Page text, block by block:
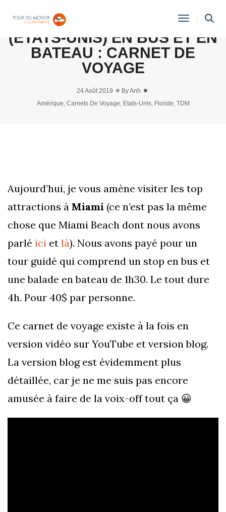
Toggle
VISITE GUIDÉE DE MIAMI
(ETATS-UNIS) EN BUS ET EN
BATEAU : CARNET DE
VOYAGE
24 Août 2019 ByAnh
Amérique, Carnets De Voyage, Etats-Unis, Floride, TDM
Aujourd’hui, je vous amène visiter les top
attractions à Miami (ce n’est pas la même
chose que Miami Beach dont nous avons
parlé ici et là). Nous avons payé pour un
tour guidé qui comprend un stop en bus et
une balade en bateau de 1h30. Le tout dure
4h. Pour 40$ par personne.
Ce carnet de voyage existe à la fois en
version vidéo sur YouTube et version blog.
La version blog est évidemment plus
détaillée, car je ne me suis pas encore
amusée à faire de la voix-off tout ça 😀